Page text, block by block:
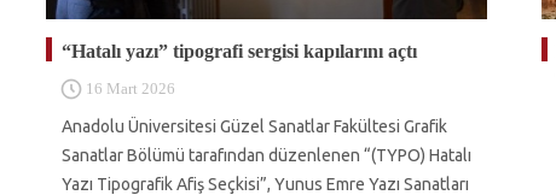
“Hatalı yazı” tipografi sergisi kapılarını açtı
16 Mart 2026
Anadolu Üniversitesi Güzel Sanatlar Fakültesi Grafik
Sanatlar Bölümü tarafından düzenlenen “(TYPO) Hatalı
Yazı Tipografik Afiş Seçkisi”, Yunus Emre Yazı Sanatları